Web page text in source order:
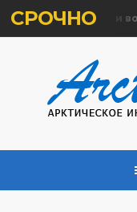
СРОЧНО
жертв почтили во